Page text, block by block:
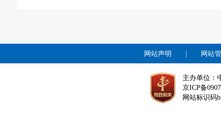
网站声明 网站
主办单位：
京ICP备
网站标识码